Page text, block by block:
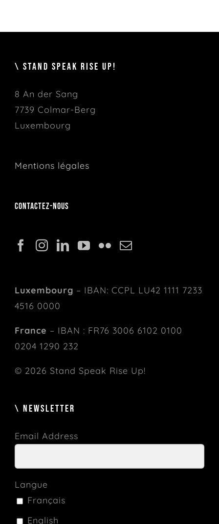
\ STAND SPEAK RISE UP!
8 An der Sang
7739 Colmar-Berg
Luxembourg
Mentions légales
Contactez-nous
Luxembourg – IBAN: CCPL LU42 1111 7233
4516 0000
France – IBAN : FR76 3006 6102 0100
0204 1290 232
© 2026 Stand Speak Rise Up!
\ NEWSLETTER
Email Address
Langue
Français
English